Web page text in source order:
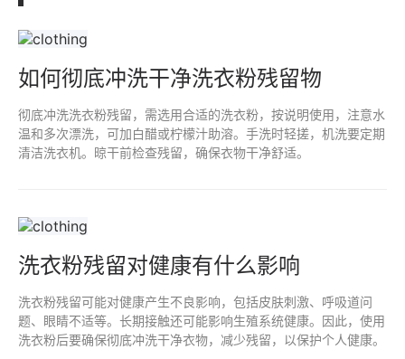
如何彻底冲洗干净洗衣粉残留物
彻底冲洗洗衣粉残留，需选用合适的洗衣粉，按说明使用，注意水
温和多次漂洗，可加白醋或柠檬汁助溶。手洗时轻搓，机洗要定期
清洁洗衣机。晾干前检查残留，确保衣物干净舒适。
洗衣粉残留对健康有什么影响
洗衣粉残留可能对健康产生不良影响，包括皮肤刺激、呼吸道问
题、眼睛不适等。长期接触还可能影响生殖系统健康。因此，使用
洗衣粉后要确保彻底冲洗干净衣物，减少残留，以保护个人健康。